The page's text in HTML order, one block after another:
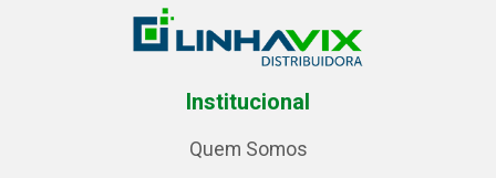
Institucional
Quem Somos